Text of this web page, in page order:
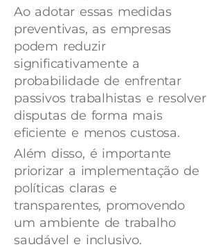
Ao adotar essas medidas
preventivas, as empresas
podem reduzir
significativamente a
probabilidade de enfrentar
passivos trabalhistas e resolver
disputas de forma mais
eficiente e menos custosa.
Além disso, é importante
priorizar a implementação de
políticas claras e
transparentes, promovendo
um ambiente de trabalho
saudável e inclusivo.